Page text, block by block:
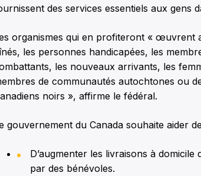
des services essentiels aux gens
organismes qui en profiteront « œuvrent
les personnes handicapées, les
les nouveaux arrivants, les
de communautés autochtones ou
noirs », affirme le fédéral.
gouvernement du Canada souhaite aider
D’augmenter les livraisons à
par des bénévoles.